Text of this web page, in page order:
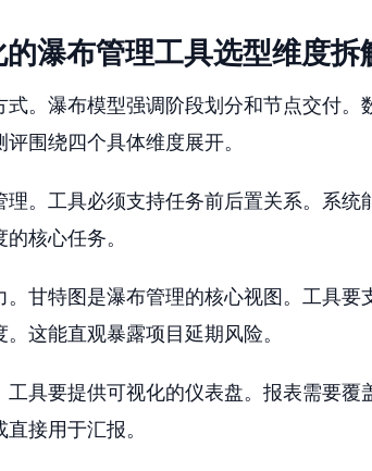
瀑布管理工具选型维度拆
。瀑布模型强调阶段划分和节点交付。
围绕四个具体维度展开。
。工具必须支持任务前后置关系。系统
核心任务。
甘特图是瀑布管理的核心视图。工具要
这能直观暴露项目延期风险。
具要提供可视化的仪表盘。报表需要覆
接用于汇报。